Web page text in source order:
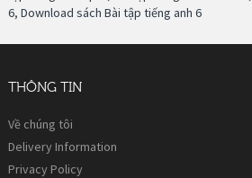
6, Download sách Bài tập tiếng anh 6
THÔNG TIN
Về chúng tôi
Delivery Information
Privacy Policy